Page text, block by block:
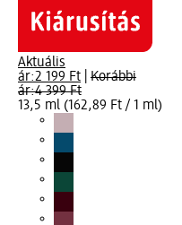
Aktuális
ár:2 199 Ft
Korábbi
ár:4 399 Ft
13,5 ml (162,89 Ft / 1 ml)